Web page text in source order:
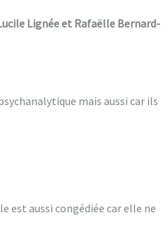
Lignée et Rafaëlle Bernard-
mais aussi car ils
est aussi congédiée car elle ne